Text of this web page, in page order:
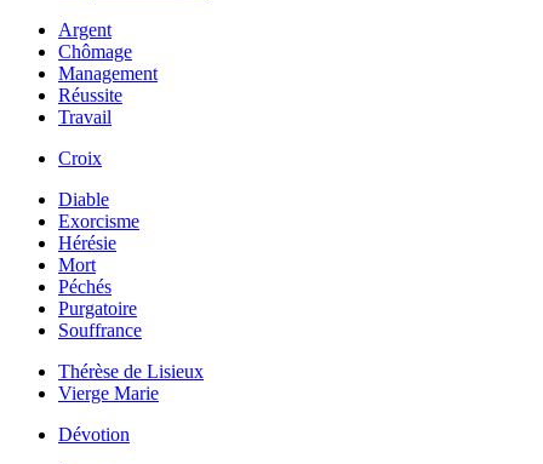
Argent
Chômage
Management
Réussite
Travail
Croix
Diable
Exorcisme
Hérésie
Mort
Péchés
Purgatoire
Souffrance
Thérèse de Lisieux
Vierge Marie
Dévotion